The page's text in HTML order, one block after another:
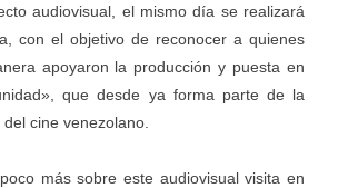
audiovisual, el mismo día se realizará
con el objetivo de reconocer a quienes
apoyaron la producción y puesta en
que desde ya forma parte de la
cine venezolano.
más sobre este audiovisual visita en